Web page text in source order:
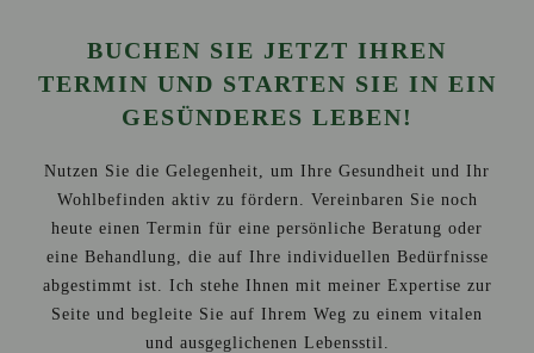
BUCHEN SIE JETZT IHREN
TERMIN UND STARTEN SIE IN EIN
GESÜNDERES LEBEN!
Nutzen Sie die Gelegenheit, um Ihre Gesundheit und Ihr
Wohlbefinden aktiv zu fördern. Vereinbaren Sie noch
heute einen Termin für eine persönliche Beratung oder
eine Behandlung, die auf Ihre individuellen Bedürfnisse
abgestimmt ist. Ich stehe Ihnen mit meiner Expertise zur
Seite und begleite Sie auf Ihrem Weg zu einem vitalen
und ausgeglichenen Lebensstil.